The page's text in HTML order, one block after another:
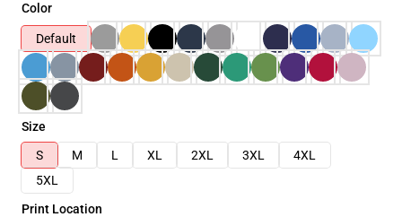
Color
Default
Size
S
M L XL 2XL 3XL
4XL
5XL
Print Location